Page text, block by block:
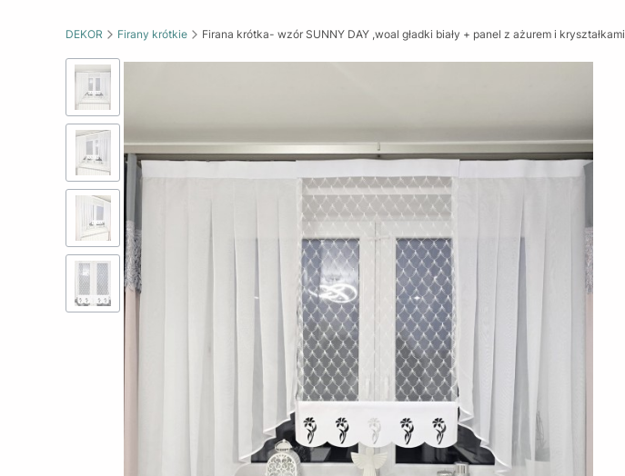
DEKOR Firany krótkie Firana krótka- wzór SUNNY DAY ,woal gładki biały + panel z ażurem i kryształkami